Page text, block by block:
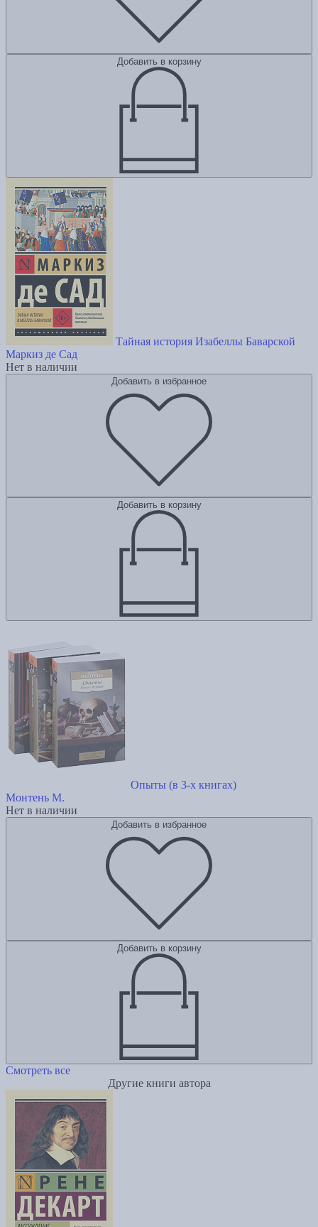
Добавить в корзину
Тайная история Изабеллы Баварской
Маркиз де Сад
Нет в наличии
Добавить в избранное
Добавить в корзину
Опыты (в 3-х книгах)
Монтень М.
Нет в наличии
Добавить в избранное
Добавить в корзину
Смотреть все
Другие книги автора